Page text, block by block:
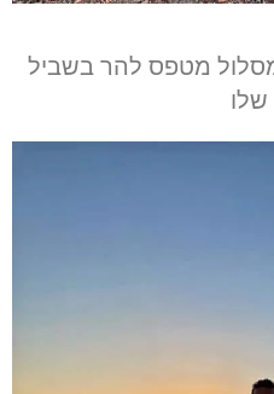
מטפס להר בשביל